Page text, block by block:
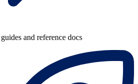
and reference docs